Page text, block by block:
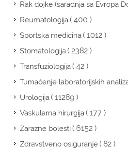
Rak dojke (saradnja sa Evropa
Reumatologija( 400 )
Sportska medicina( 1012 )
Stomatologija( 2382 )
Transfuziologija( 42 )
Tumačenje laboratorijskih
Urologija( 11289 )
Vaskularna hirurgija( 177 )
Zarazne bolesti( 6152 )
Zdravstveno osiguranje( 82 )